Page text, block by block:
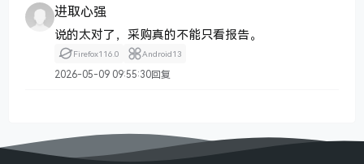
进取心强
说的太对了，采购真的不能只看报告。
Firefox116.0 Android13
2026-05-09 09:55:30回复